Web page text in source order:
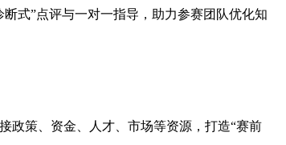
式”点评与一对一指导，助力参赛团队优化知
政策、资金、人才、市场等资源，打造“赛前